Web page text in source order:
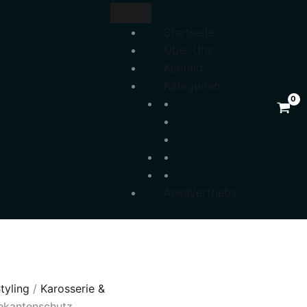
Startseite
Über Uns
Kontakt
Kategorien
AnkaVertriebs
/ Karosserie &